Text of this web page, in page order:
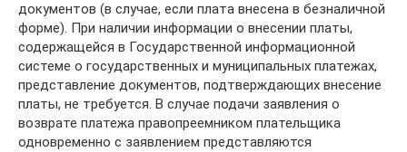
документов (в случае, если плата внесена в безналичной
форме). При наличии информации о внесении платы,
содержащейся в Государственной информационной
системе о государственных и муниципальных платежах,
представление документов, подтверждающих внесение
платы, не требуется. В случае подачи заявления о
возврате платежа правопреемником плательщика
одновременно с заявлением представляются